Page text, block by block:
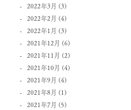
2022年3月 (3)
2022年2月 (4)
2022年1月 (3)
2021年12月 (6)
2021年11月 (2)
2021年10月 (4)
2021年9月 (4)
2021年8月 (1)
2021年7月 (5)